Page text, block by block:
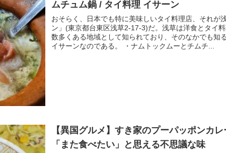
ムチュム鍋 / タイ料理 イサーン
おそらく、日本でも特に美味しいタイ料理店、それが
ン」(東京都台東区浅草2-17-3)だ。浅草は洋食とタイ
数多くある地域として知られており、そのなかでも知
イサーンなのである。 ・ナムトックムーとチムチ...
【異国グルメ】すき家のプーパッポンカ
「また食べたい」と思える不思議な味